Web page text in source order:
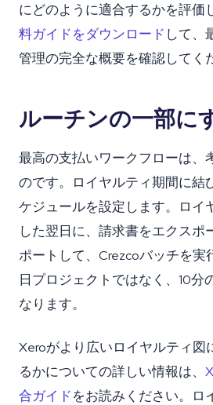
にどのように適合するかを評価
料ガイドをダウンロード して、
管理の完全な概要を確認してく
ルーチンの一部に
最高の支払いワークフローは、
のです。ロイヤルティ期間に結
ケジュールを設定します。ロイ
した翌日に、請求書をエクスポ
ポートして、Crezcoバッチを実
日プロジェクトではなく、10分
なります。
Xeroがより広いロイヤルティ図
るかについての詳しい情報は、
合ガイドをお読みください。ロ